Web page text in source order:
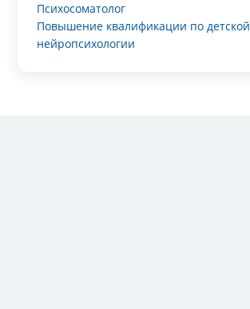
Психосоматолог
Повышение квалификации по детской
нейропсихологии